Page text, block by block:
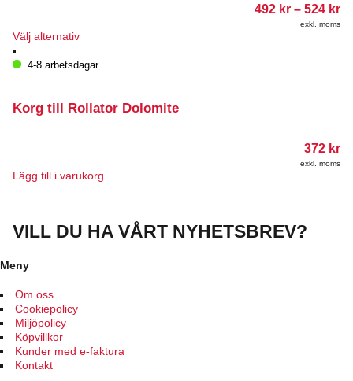
492 kr – 524 kr
exkl. moms
Välj alternativDen
produkten
varianter.
väljas
4-8 arbetsdagar
Korg till Rollator Dolomite
372 kr
exkl. moms
Lägg till i varukorg
VILL DU HA VÅRT NYHETSBREV?
Meny
Om oss
Cookiepolicy
Miljöpolicy
Köpvillkor
Kunder med e-faktura
Kontakt